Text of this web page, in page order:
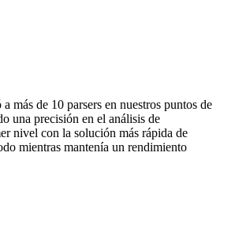
más de 10 parsers en nuestros puntos de
una precisión en el análisis de
nivel con la solución más rápida de
mientras mantenía un rendimiento